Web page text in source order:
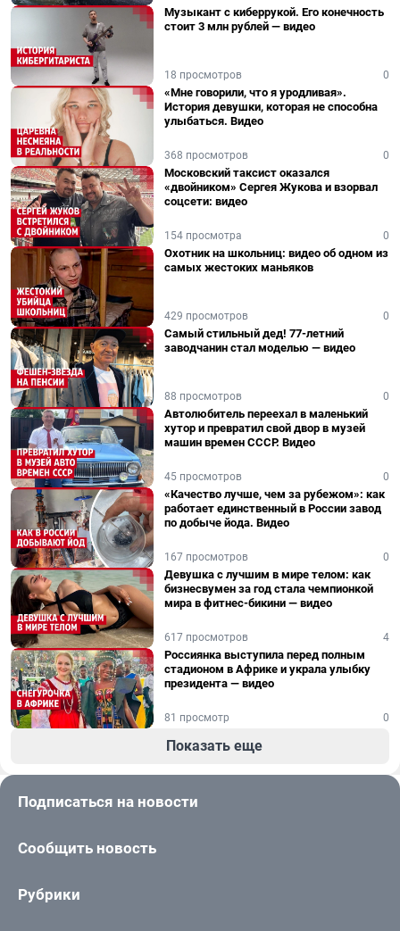
Музыкант с киберрукой. Его конечность
стоит 3 млн рублей — видео
18 просмотров 0
«Мне говорили, что я уродливая».
История девушки, которая не способна
улыбаться. Видео
368 просмотров 0
Московский таксист оказался
«двойником» Сергея Жукова и взорвал
соцсети: видео
154 просмотра 0
Охотник на школьниц: видео об одном из
самых жестоких маньяков
429 просмотров 0
Самый стильный дед! 77-летний
заводчанин стал моделью — видео
88 просмотров 0
Автолюбитель переехал в маленький
хутор и превратил свой двор в музей
машин времен СССР. Видео
45 просмотров 0
«Качество лучше, чем за рубежом»: как
работает единственный в России завод
по добыче йода. Видео
167 просмотров 0
Девушка с лучшим в мире телом: как
бизнесвумен за год стала чемпионкой
мира в фитнес-бикини — видео
617 просмотров 4
Россиянка выступила перед полным
стадионом в Африке и украла улыбку
президента — видео
81 просмотр 0
Показать еще
Подписаться на новости
Сообщить новость
Рубрики